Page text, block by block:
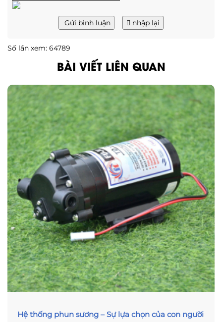
Gửi bình luận nhập lại
Số lần xem: 64789
BÀI VIẾT LIÊN QUAN
Hệ thống phun sương – Sự lựa chọn của con người